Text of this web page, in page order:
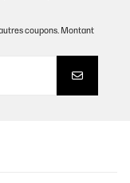
coupons. Montant